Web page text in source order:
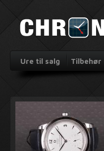
Ure til salg Tilbehør